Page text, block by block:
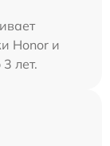
Honor и
лет.